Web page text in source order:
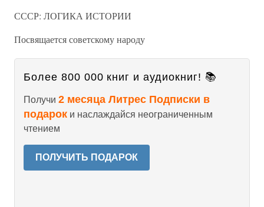
СССР: ЛОГИКА ИСТОРИИ
Посвящается советскому народу
Более 800 000 книг и аудиокниг! 📚
Получи 2 месяца Литрес Подписки в
подарок и наслаждайся неограниченным
чтением
ПОЛУЧИТЬ ПОДАРОК